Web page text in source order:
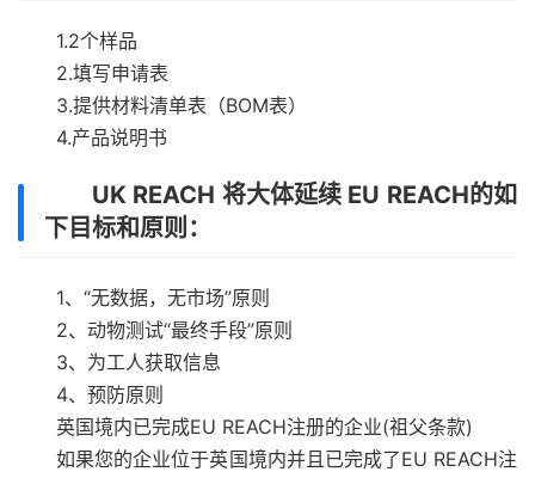
1.2个样品
2.填写申请表
3.提供材料清单表（BOM表）
4.产品说明书
UK REACH 将大体延续 EU REACH的如
下目标和原则：
1、“无数据，无市场”原则
2、动物测试“最终手段”原则
3、为工人获取信息
4、预防原则
英国境内已完成EU REACH注册的企业(祖父条款)
如果您的企业位于英国境内并且已完成了EU REACH注